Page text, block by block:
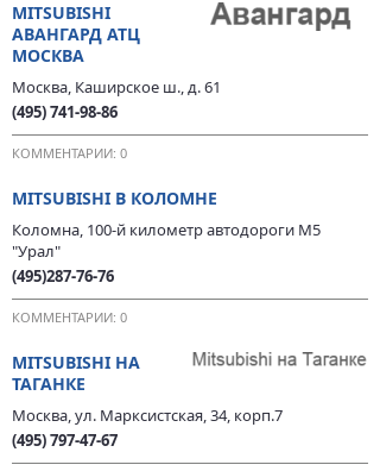
MITSUBISHI
АВАНГАРД АТЦ
МОСКВА
Москва, Каширское ш., д. 61
(495) 741-98-86
КОММЕНТАРИИ: 0
MITSUBISHI В КОЛОМНЕ
Коломна, 100-й километр автодороги М5
"Урал"
(495)287-76-76
КОММЕНТАРИИ: 0
MITSUBISHI НА
ТАГАНКЕ
Москва, ул. Марксистская, 34, корп.7
(495) 797-47-67